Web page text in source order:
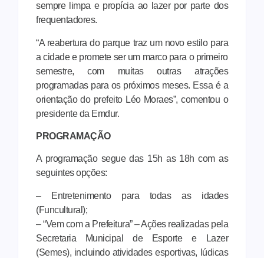
sempre limpa e propícia ao lazer por parte dos
frequentadores.
“A reabertura do parque traz um novo estilo para
a cidade e promete ser um marco para o primeiro
semestre, com muitas outras atrações
programadas para os próximos meses. Essa é a
orientação do prefeito Léo Moraes”, comentou o
presidente da Emdur.
PROGRAMAÇÃO
A programação segue das 15h as 18h com as
seguintes opções:
– Entretenimento para todas as idades
(Funcultural);
– “Vem com a Prefeitura” – Ações realizadas pela
Secretaria Municipal de Esporte e Lazer
(Semes), incluindo atividades esportivas, lúdicas